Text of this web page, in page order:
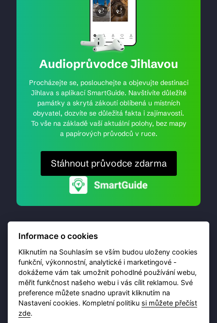
Audioprůvodce Jihlavou
Procházejte se, poslouchejte a objevujte destinaci
Jihlava s aplikací SmartGuide. Navštívíte důležité
památky a skrytá zákoutí oblíbená u místních
obyvatel, dozvíte se důležitá fakta i zajímavosti.
To vše na základě vaší aktuální polohy, bez mapy
a papírových průvodců v ruce.
Stáhnout průvodce zdarma
© 2026 Destinační portál provozujeBrána Jihlavy,
příspěvková organizace. Všechna práva vyhrazena.
Ochrana osobních údajů
Informace o cookies
Kliknutím na Souhlasím se vším budou uloženy cookies
funkční, výkonnostní, analytické i marketingové -
dokážeme vám tak umožnit pohodlné používání webu,
měřit funkčnost našeho webu i vás cílit reklamou. Své
preference můžete snadno upravit kliknutím na
Nastavení cookies. Kompletní politiku si můžete přečíst
zde.